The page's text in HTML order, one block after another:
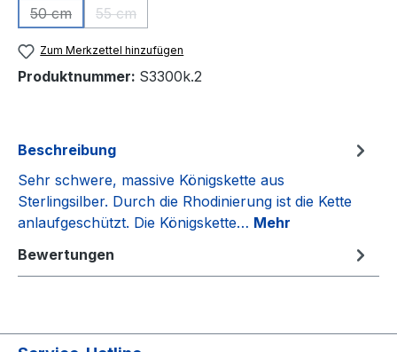
50 cm
(Diese Option ist zurzeit nicht verfügbar.)
55 cm
(Diese Option ist zurzeit nicht verfügbar.)
Zum Merkzettel hinzufügen
Produktnummer: S3300k.2
Beschreibung
Sehr schwere, massive Königskette aus
Sterlingsilber. Durch die Rhodinierung ist die Kette
anlaufgeschützt. Die Königskette… Mehr
Bewertungen